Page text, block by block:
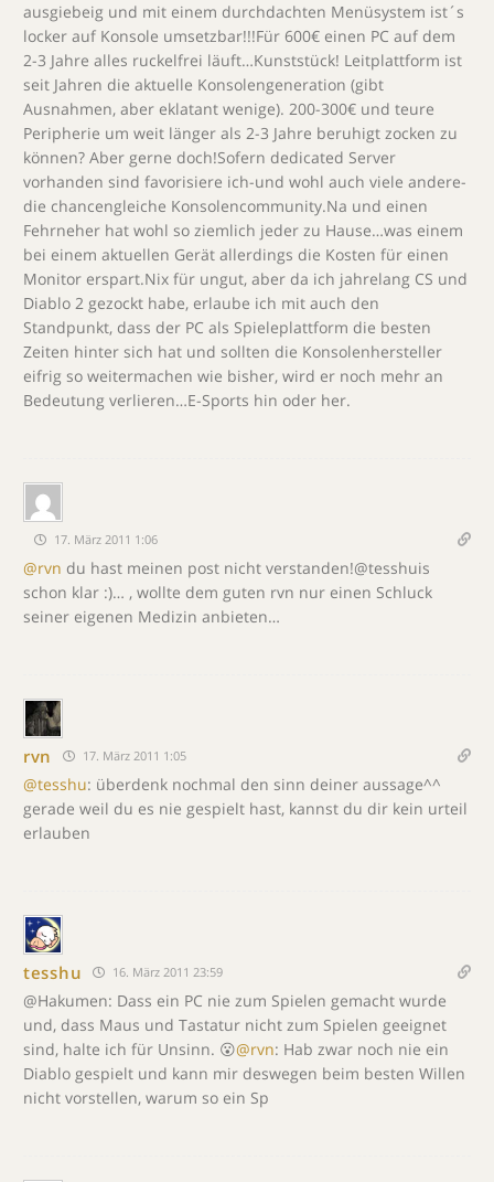
ausgiebeig und mit einem durchdachten Menüsystem ist´s
locker auf Konsole umsetzbar!!!Für 600€ einen PC auf dem
2-3 Jahre alles ruckelfrei läuft…Kunststück! Leitplattform ist
seit Jahren die aktuelle Konsolengeneration (gibt
Ausnahmen, aber eklatant wenige). 200-300€ und teure
Peripherie um weit länger als 2-3 Jahre beruhigt zocken zu
können? Aber gerne doch!Sofern dedicated Server
vorhanden sind favorisiere ich-und wohl auch viele andere-
die chancengleiche Konsolencommunity.Na und einen
Fehrneher hat wohl so ziemlich jeder zu Hause…was einem
bei einem aktuellen Gerät allerdings die Kosten für einen
Monitor erspart.Nix für ungut, aber da ich jahrelang CS und
Diablo 2 gezockt habe, erlaube ich mit auch den
Standpunkt, dass der PC als Spieleplattform die besten
Zeiten hinter sich hat und sollten die Konsolenhersteller
eifrig so weitermachen wie bisher, wird er noch mehr an
Bedeutung verlieren…E-Sports hin oder her.
17. März 2011 1:06
@rvn du hast meinen post nicht verstanden!@tesshuis
schon klar :)… , wollte dem guten rvn nur einen Schluck
seiner eigenen Medizin anbieten…
rvn 17. März 2011 1:05
@tesshu: überdenk nochmal den sinn deiner aussage^^
gerade weil du es nie gespielt hast, kannst du dir kein urteil
erlauben
tesshu 16. März 2011 23:59
@Hakumen: Dass ein PC nie zum Spielen gemacht wurde
und, dass Maus und Tastatur nicht zum Spielen geeignet
sind, halte ich für Unsinn. 😮@rvn: Hab zwar noch nie ein
Diablo gespielt und kann mir deswegen beim besten Willen
nicht vorstellen, warum so ein Sp